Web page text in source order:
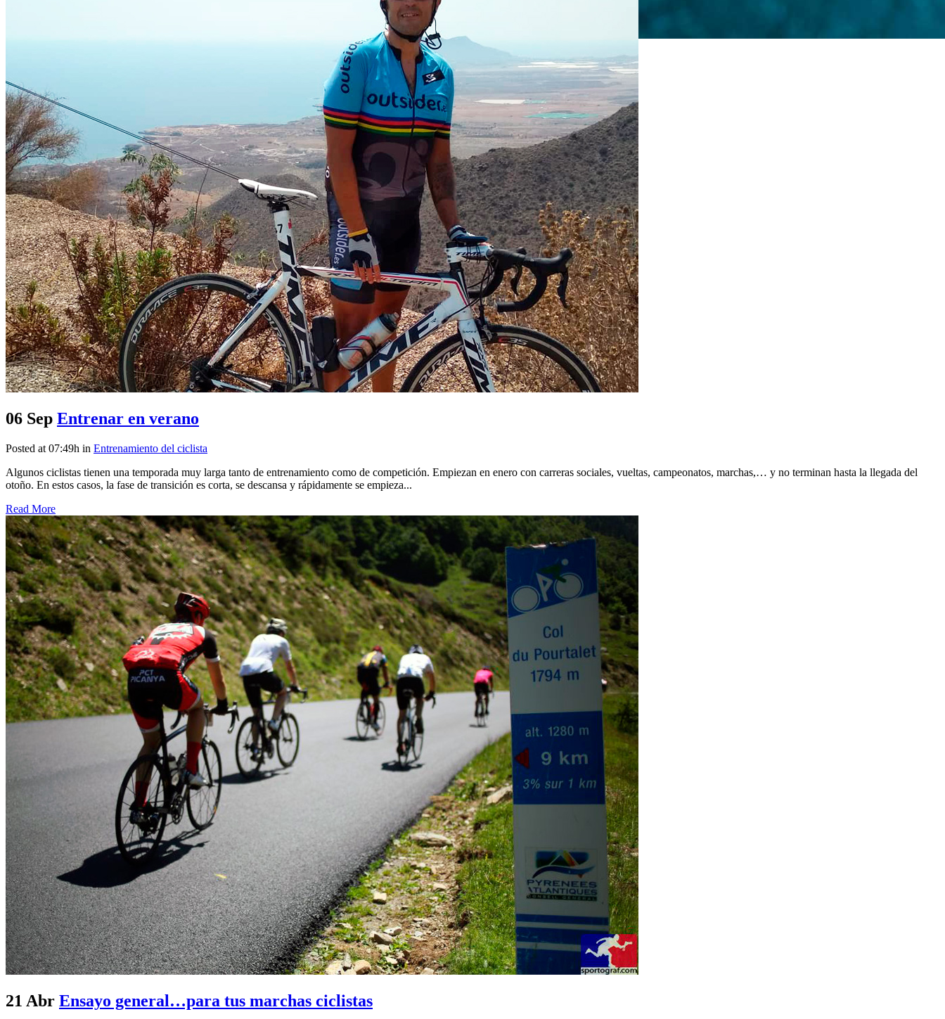
Author: outsider
06 Sep Entrenar en verano
Posted at 07:49h in Entrenamiento del ciclista
Algunos ciclistas tienen una temporada muy larga tanto de entrenamiento como de competición. Empiezan en enero con carreras sociales, vueltas, campeonatos, marchas,… y no terminan hasta la llegada del
otoño. En estos casos, la fase de transición es corta, se descansa y rápidamente se empieza...
Read More
21 Abr Ensayo general…para tus marchas ciclistas